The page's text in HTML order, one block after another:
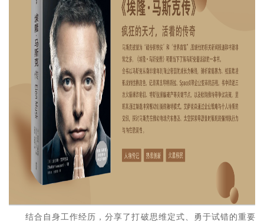
结合自身工作经历，分享了打破思维定式、勇于试错的重要